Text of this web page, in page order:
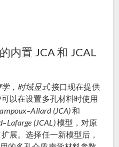
内置 JCA 和 JCAL
，时域显式接口现在提供
以在设置多孔材料时使用
(JCA)和
(JCAL)模型，对原
展。选择任一新模型后，